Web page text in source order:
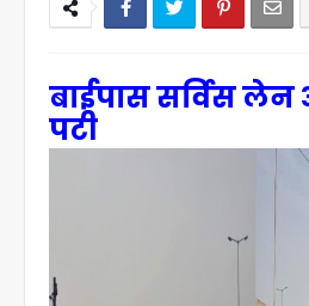
बाईपास सर्विस
पटी